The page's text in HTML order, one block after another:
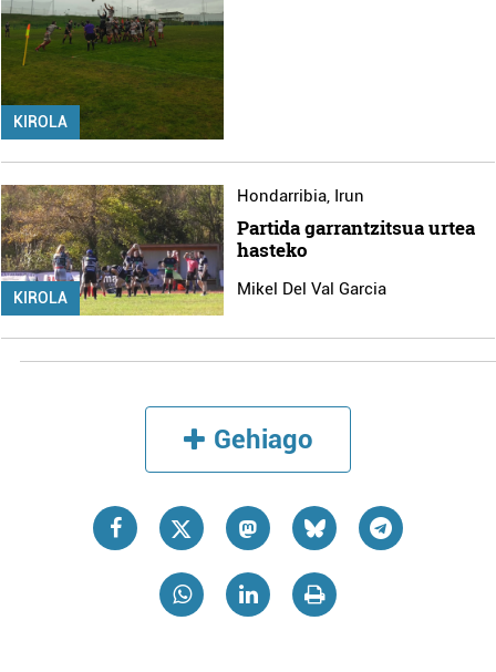
KIROLA
KIROLA
Hondarribia, Irun
Partida garrantzitsua urtea
hasteko
Mikel Del Val Garcia
Gehiago